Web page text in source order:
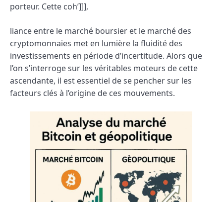
porteur. Cette coh’]]],
liance entre le marché boursier et le marché des
cryptomonnaies met en lumière la fluidité des
investissements en période d’incertitude. Alors que
l’on s’interroge sur les véritables moteurs de cette
ascendante, il est essentiel de se pencher sur les
facteurs clés à l’origine de ces mouvements.